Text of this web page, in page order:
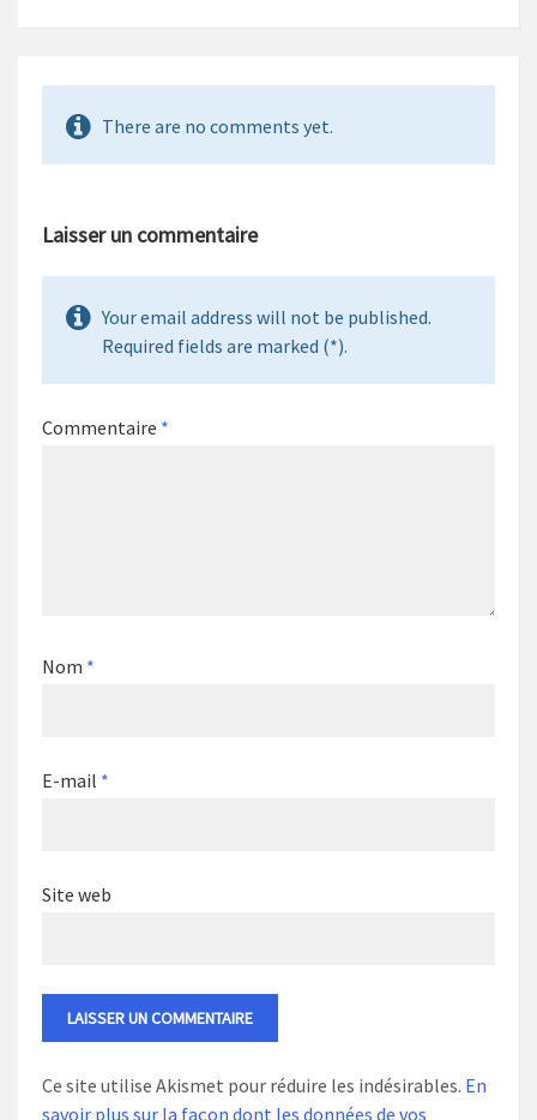
There are no comments yet.
Laisser un commentaire
Your email address will not be published.
Required fields are marked (*).
Commentaire *
Nom *
E-mail *
Site web
Ce site utilise Akismet pour réduire les indésirables. En
savoir plus sur la façon dont les données de vos